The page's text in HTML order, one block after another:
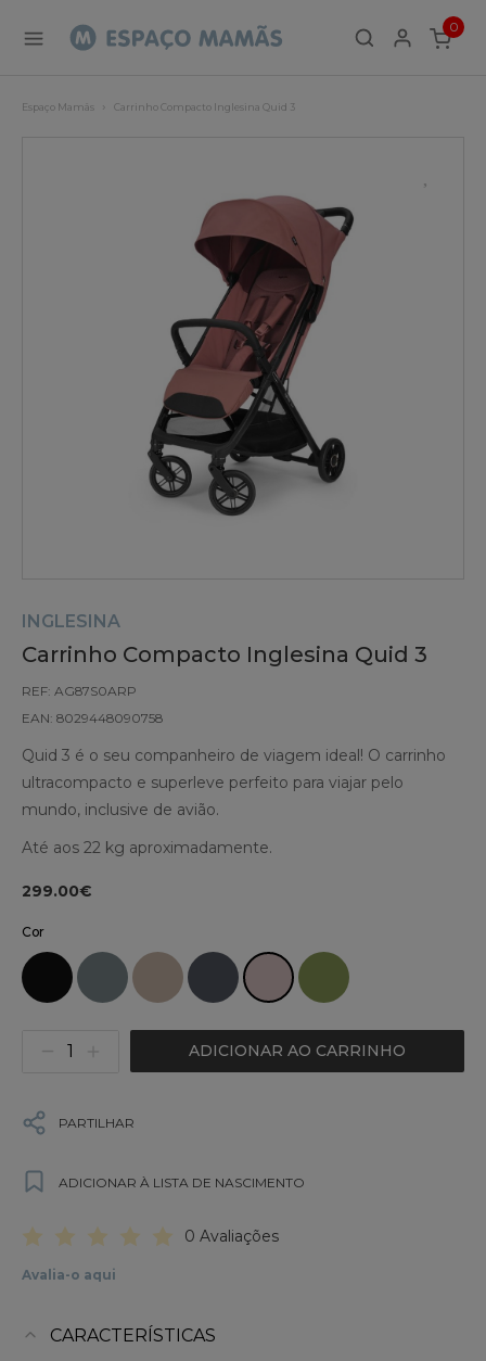
0
ITEMS
Espaço Mamãs Carrinho Compacto Inglesina Quid 3
INGLESINA
Carrinho Compacto Inglesina Quid 3
REF: AG87S0ARP
EAN: 8029448090758
Quid 3 é o seu companheiro de viagem ideal! O carrinho
ultracompacto e superleve perfeito para viajar pelo
mundo, inclusive de avião.
Até aos 22 kg aproximadamente.
299.00€
Cor
ADICIONAR AO CARRINHO
PARTILHAR
ADICIONAR À LISTA DE NASCIMENTO
0 Avaliações
Avalia-o aqui
CARACTERÍSTICAS